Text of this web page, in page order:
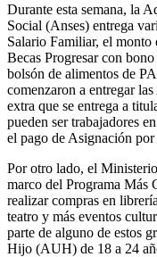
Durante esta semana, la
Social (Anses) entrega
Salario Familiar, el monto
Becas Progresar con
bolsón de alimentos de
comenzaron a entregar
extra que se entrega a
pueden ser trabajadores
el pago de Asignación
Por otro lado, el
marco del Programa Más
realizar compras en
teatro y más eventos
parte de alguno de estos
Hijo (AUH) de 18 a 24